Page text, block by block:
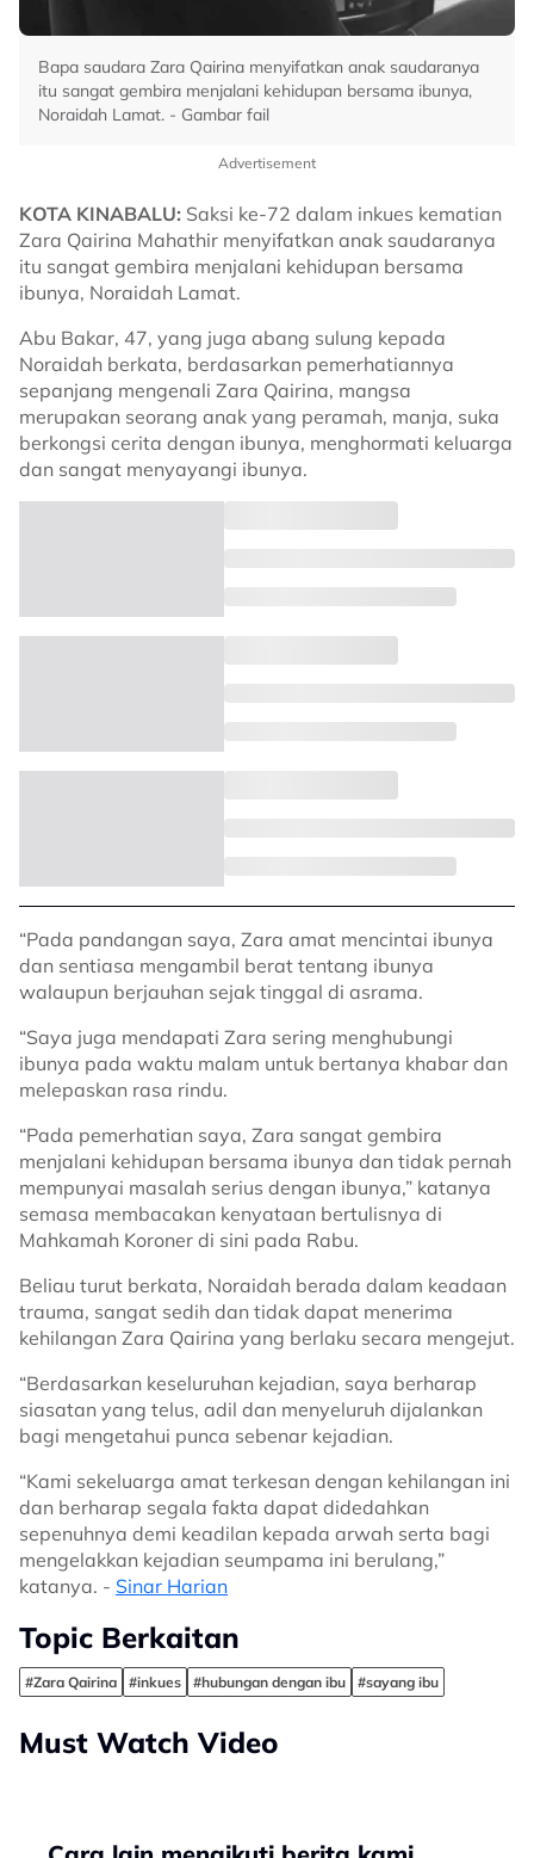
Bapa saudara Zara Qairina menyifatkan anak saudaranya
itu sangat gembira menjalani kehidupan bersama ibunya,
Noraidah Lamat. - Gambar fail
Advertisement
KOTA KINABALU: Saksi ke-72 dalam inkues kematian
Zara Qairina Mahathir menyifatkan anak saudaranya
itu sangat gembira menjalani kehidupan bersama
ibunya, Noraidah Lamat.
Abu Bakar, 47, yang juga abang sulung kepada
Noraidah berkata, berdasarkan pemerhatiannya
sepanjang mengenali Zara Qairina, mangsa
merupakan seorang anak yang peramah, manja, suka
berkongsi cerita dengan ibunya, menghormati keluarga
dan sangat menyayangi ibunya.
“Pada pandangan saya, Zara amat mencintai ibunya
dan sentiasa mengambil berat tentang ibunya
walaupun berjauhan sejak tinggal di asrama.
“Saya juga mendapati Zara sering menghubungi
ibunya pada waktu malam untuk bertanya khabar dan
melepaskan rasa rindu.
“Pada pemerhatian saya, Zara sangat gembira
menjalani kehidupan bersama ibunya dan tidak pernah
mempunyai masalah serius dengan ibunya,” katanya
semasa membacakan kenyataan bertulisnya di
Mahkamah Koroner di sini pada Rabu.
Beliau turut berkata, Noraidah berada dalam keadaan
trauma, sangat sedih dan tidak dapat menerima
kehilangan Zara Qairina yang berlaku secara mengejut.
“Berdasarkan keseluruhan kejadian, saya berharap
siasatan yang telus, adil dan menyeluruh dijalankan
bagi mengetahui punca sebenar kejadian.
“Kami sekeluarga amat terkesan dengan kehilangan ini
dan berharap segala fakta dapat didedahkan
sepenuhnya demi keadilan kepada arwah serta bagi
mengelakkan kejadian seumpama ini berulang,”
katanya. - Sinar Harian
Topic Berkaitan
#Zara Qairina #inkues #hubungan dengan ibu #sayang ibu
Must Watch Video